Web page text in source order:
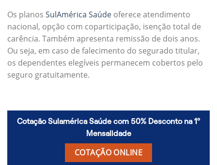
Os planos SulAmérica Saúde oferece atendimento
nacional, opção com coparticipação, isenção total de
carência. Também apresenta remissão de dois anos.
Ou seja, em caso de falecimento do segurado titular,
os dependentes elegíveis permanecem cobertos pelo
seguro gratuitamente.
Cotação Sulamérica Saúde com 50% Desconto na 1º
Mensalidade
COTAÇÃO ONLINE